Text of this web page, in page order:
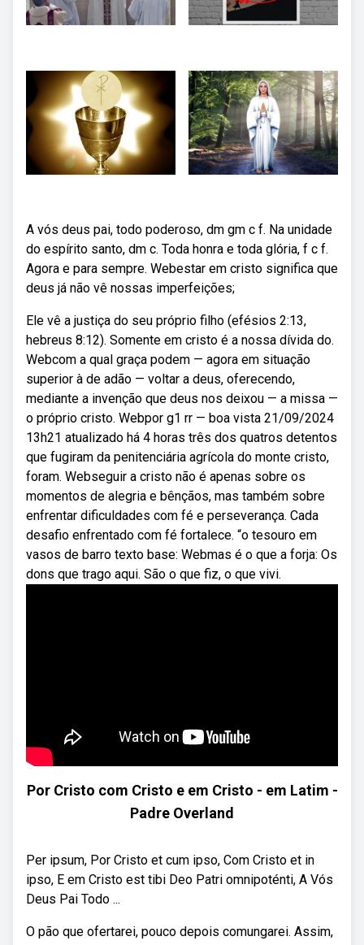
A vós deus pai, todo poderoso, dm gm c f. Na unidade
do espírito santo, dm c. Toda honra e toda glória, f c f.
Agora e para sempre. Webestar em cristo significa que
deus já não vê nossas imperfeições;
Ele vê a justiça do seu próprio filho (efésios 2:13,
hebreus 8:12). Somente em cristo é a nossa dívida do.
Webcom a qual graça podem — agora em situação
superior à de adão — voltar a deus, oferecendo,
mediante a invenção que deus nos deixou — a missa —
o próprio cristo. Webpor g1 rr — boa vista 21/09/2024
13h21 atualizado há 4 horas três dos quatros detentos
que fugiram da penitenciária agrícola do monte cristo,
foram. Webseguir a cristo não é apenas sobre os
momentos de alegria e bênçãos, mas também sobre
enfrentar dificuldades com fé e perseverança. Cada
desafio enfrentado com fé fortalece. “o tesouro em
vasos de barro texto base: Webmas é o que a forja: Os
dons que trago aqui. São o que fiz, o que vivi.
Por Cristo com Cristo e em Cristo - em Latim -
Padre Overland
Per ipsum, Por Cristo et cum ipso, Com Cristo et in
ipso, E em Cristo est tibi Deo Patri omnipoténti, A Vós
Deus Pai Todo ...
O pão que ofertarei, pouco depois comungarei. Assim,